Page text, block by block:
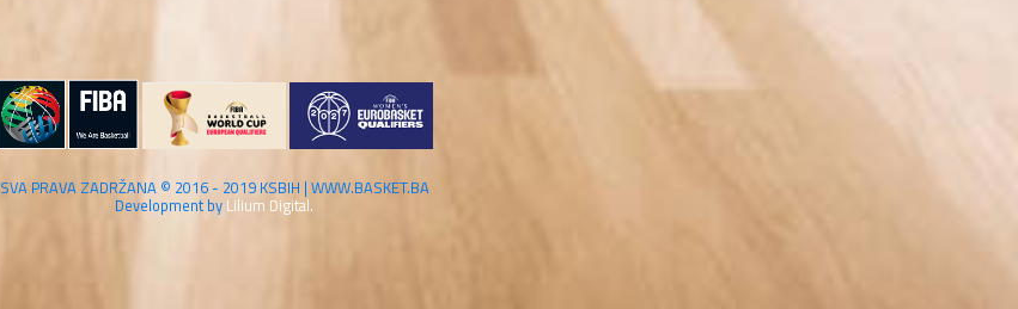
SVA PRAVA ZADRŽANA © 2016 - 2019 KSBIH | WWW.BASKET.BA
Development by Lilium Digital.